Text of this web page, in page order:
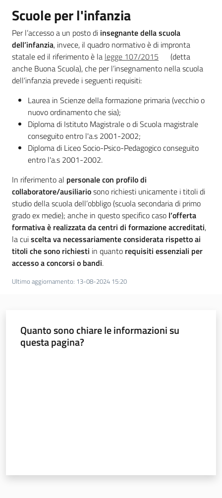
Scuole per l'infanzia
Per l’accesso a un posto di insegnante della scuola
dell’infanzia, invece, il quadro normativo è di impronta
statale ed il riferimento è la legge 107/2015
(detta
anche Buona Scuola), che per l’insegnamento nella scuola
dell’infanzia prevede i seguenti requisiti:
Laurea in Scienze della formazione primaria (vecchio o
nuovo ordinamento che sia);
Diploma di Istituto Magistrale o di Scuola magistrale
conseguito entro l'a.s 2001-2002;
Diploma di Liceo Socio-Psico-Pedagogico conseguito
entro l'a.s 2001-2002.
In riferimento al personale con profilo di
collaboratore/ausiliariosono richiesti unicamente i titoli di
studio della scuola dell’obbligo (scuola secondaria di primo
grado ex medie); anche in questo specifico caso l’offerta
formativa è realizzata da centri di formazione accreditati,
la cuiscelta va necessariamente considerata rispetto ai
titoli che sono richiesti in quanto requisiti essenziali per
accesso a concorsi o bandi.
Ultimo aggiornamento: 13-08-2024 15:20
Quanto sono chiare le informazioni su
questa pagina?